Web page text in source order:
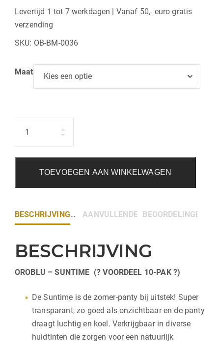
Levertijd 1 tot 7 werkdagen | Vanaf 50,- euro gratis
verzending
SKU: OB-BM-0036
Maat
TOEVOEGEN AAN WINKELWAGEN
BESCHRIJVING AANVULLENDE INFORMATIE
BEOORDELINGEN (0)
BESCHRIJVING
OROBLU – SUNTIME (? VOORDEEL 10-PAK ?)
De Suntime is de zomer-panty bij uitstek! Super
transparant, zo goed als onzichtbaar en de panty
draagt luchtig en koel. Verkrijgbaar in diverse
huidtinten die zorgen voor een natuurlijk